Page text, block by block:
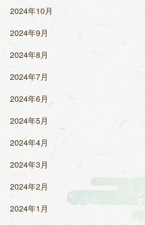
2024年10月
2024年9月
2024年8月
2024年7月
2024年6月
2024年5月
2024年4月
2024年3月
2024年2月
2024年1月